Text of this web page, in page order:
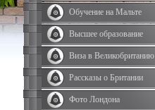
Обучение на Мальте
Высшее образование
Виза в Великобританию
Рассказы о Британии
Фото Лондона